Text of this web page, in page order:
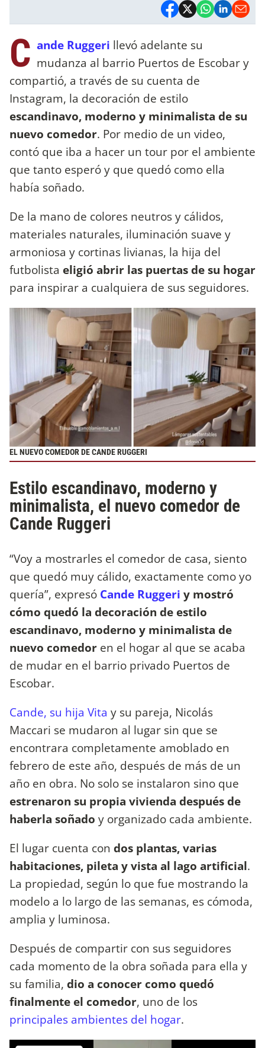
C ande Ruggeri llevó adelante su
mudanza al barrio Puertos de Escobar y
compartió, a través de su cuenta de
Instagram, la decoración de estilo
escandinavo, moderno y minimalista de su
nuevo comedor. Por medio de un video,
contó que iba a hacer un tour por el ambiente
que tanto esperó y que quedó como ella
había soñado.
De la mano de colores neutros y cálidos,
materiales naturales, iluminación suave y
armoniosa y cortinas livianas, la hija del
futbolista eligió abrir las puertas de su hogar
para inspirar a cualquiera de sus seguidores.
EL NUEVO COMEDOR DE CANDE RUGGERI
Estilo escandinavo, moderno y
minimalista, el nuevo comedor de
Cande Ruggeri
“Voy a mostrarles el comedor de casa, siento
que quedó muy cálido, exactamente como yo
quería”, expresó Cande Ruggeri y mostró
cómo quedó la decoración de estilo
escandinavo, moderno y minimalista de
nuevo comedor en el hogar al que se acaba
de mudar en el barrio privado Puertos de
Escobar.
Cande, su hija Vita y su pareja, Nicolás
Maccari se mudaron al lugar sin que se
encontrara completamente amoblado en
febrero de este año, después de más de un
año en obra. No solo se instalaron sino que
estrenaron su propia vivienda después de
haberla soñado y organizado cada ambiente.
El lugar cuenta con dos plantas, varias
habitaciones, pileta y vista al lago artificial.
La propiedad, según lo que fue mostrando la
modelo a lo largo de las semanas, es cómoda,
amplia y luminosa.
Después de compartir con sus seguidores
cada momento de la obra soñada para ella y
su familia, dio a conocer como quedó
finalmente el comedor, uno de los
principales ambientes del hogar.